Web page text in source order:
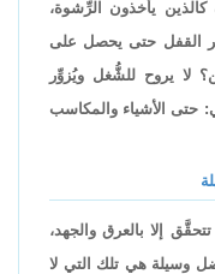
يأخذون الرِّشوة،
القفل حتى يحصل على
لا يروح للشُّغل ويُزوِّر
حتى الأشياء والمكاسب
إلا بالعرق والجهد،
وسيلة هي تلك التي لا